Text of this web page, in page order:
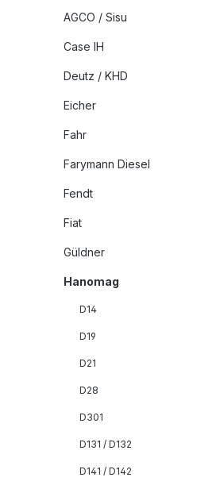
AGCO / Sisu
Case IH
Deutz / KHD
Eicher
Fahr
Farymann Diesel
Fendt
Fiat
Güldner
Hanomag
D14
D19
D21
D28
D301
D131 / D132
D141 / D142